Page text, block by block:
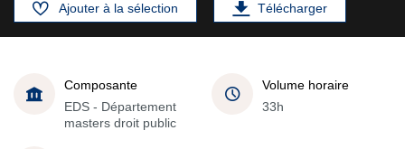
Ajouter à la sélection Télécharger
Composante
EDS - Département
masters droit public
Volume horaire
33h